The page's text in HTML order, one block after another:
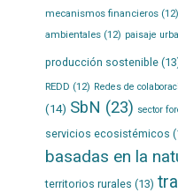
mecanismos financieros(12)
ambientales(12) paisaje
producción sostenible
REDD (12) Redes de
(14) SbN (23) sector
servicios ecosistémicos
basadas en la
territorios rurales (13)